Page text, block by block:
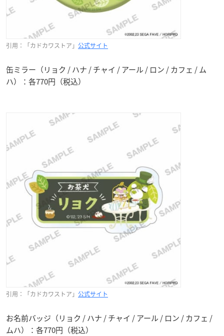
引用：「カドカワストア」 公式サイト
缶ミラー（リョク / ハナ / チャイ / アール / ロン / カフェ / ム
ハ）：各770円（税込）
引用：「カドカワストア」 公式サイト
お名前バッジ（リョク / ハナ / チャイ / アール / ロン / カフェ /
ムハ）：各770円（税込）